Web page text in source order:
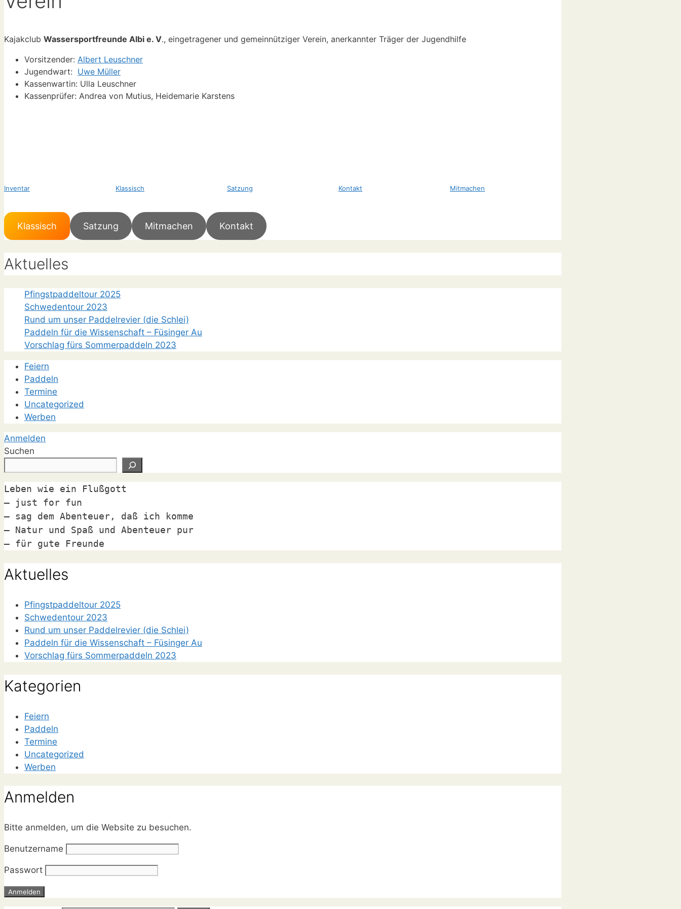
Kajakclub Wassersportfreunde Albi e. V., eingetragener und gemeinnütziger Verein, anerkannter Träger der Jugendhilfe
Vorsitzender: Albert Leuschner
Jugendwart: Uwe Müller
Kassenwartin: Ulla Leuschner
Kassenprüfer: Andrea von Mutius, Heidemarie Karstens
Inventar Klassisch Satzung Kontakt Mitmachen
Klassisch Satzung Mitmachen Kontakt
Aktuelles
Pfingstpaddeltour 2025
Schwedentour 2023
Rund um unser Paddelrevier (die Schlei)
Paddeln für die Wissenschaft – Füsinger Au
Vorschlag fürs Sommerpaddeln 2023
Feiern
Paddeln
Termine
Uncategorized
Werben
Anmelden
Suchen
Leben wie ein Flußgott
– just for fun
– sag dem Abenteuer, daß ich komme
– Natur und Spaß und Abenteuer pur
– für gute Freunde
Aktuelles
Pfingstpaddeltour 2025
Schwedentour 2023
Rund um unser Paddelrevier (die Schlei)
Paddeln für die Wissenschaft – Füsinger Au
Vorschlag fürs Sommerpaddeln 2023
Kategorien
Feiern
Paddeln
Termine
Uncategorized
Werben
Anmelden
Bitte anmelden, um die Website zu besuchen.
Benutzername
Passwort